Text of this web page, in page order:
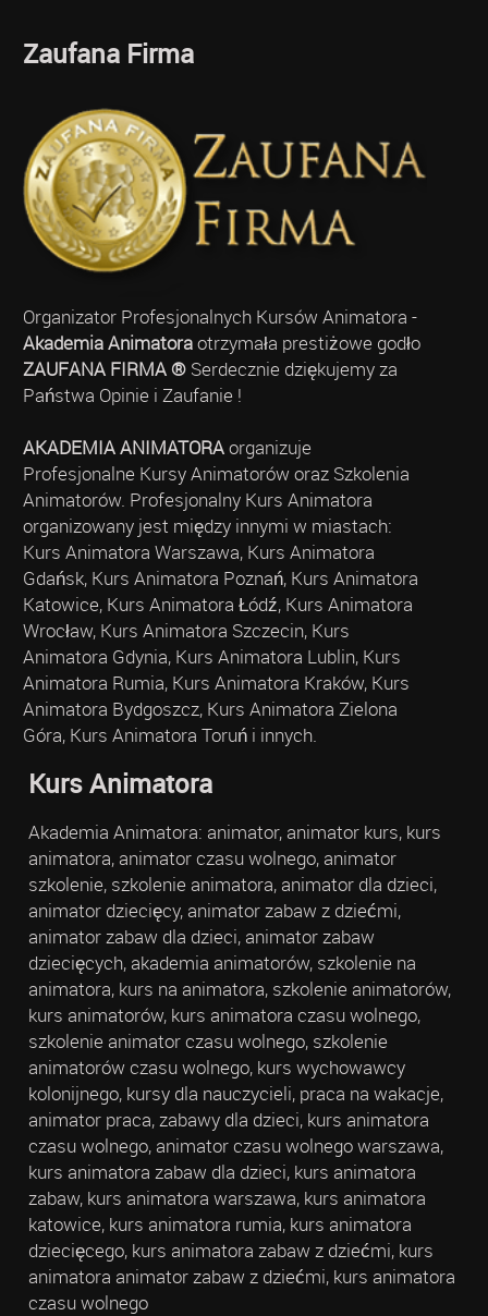
Zaufana Firma
Organizator Profesjonalnych Kursów Animatora -
Akademia Animatoraotrzymała prestiżowe godło
ZAUFANA FIRMA ®Serdecznie dziękujemy za
Państwa Opinie i Zaufanie !
AKADEMIA ANIMATORAorganizuje
Profesjonalne Kursy Animatorów oraz Szkolenia
Animatorów. Profesjonalny Kurs Animatora
organizowany jest między innymi w miastach:
Kurs Animatora Warszawa, Kurs Animatora
Gdańsk, Kurs Animatora Poznań, Kurs Animatora
Katowice, Kurs Animatora Łódź, Kurs Animatora
Wrocław, Kurs Animatora Szczecin, Kurs
Animatora Gdynia, Kurs Animatora Lublin, Kurs
Animatora Rumia, Kurs Animatora Kraków, Kurs
Animatora Bydgoszcz, Kurs Animatora Zielona
Góra, Kurs Animatora Toruń i innych.
Kurs Animatora
Akademia Animatora: animator, animator kurs, kurs
animatora, animator czasu wolnego, animator
szkolenie, szkolenie animatora, animator dla dzieci,
animator dziecięcy, animator zabaw z dziećmi,
animator zabaw dla dzieci, animator zabaw
dziecięcych, akademia animatorów, szkolenie na
animatora, kurs na animatora, szkolenie animatorów,
kurs animatorów, kurs animatora czasu wolnego,
szkolenie animator czasu wolnego, szkolenie
animatorów czasu wolnego, kurs wychowawcy
kolonijnego, kursy dla nauczycieli, praca na wakacje,
animator praca, zabawy dla dzieci, kurs animatora
czasu wolnego, animator czasu wolnego warszawa,
kurs animatora zabaw dla dzieci, kurs animatora
zabaw, kurs animatora warszawa, kurs animatora
katowice, kurs animatora rumia, kurs animatora
dziecięcego, kurs animatora zabaw z dziećmi, kurs
animatora animator zabaw z dziećmi, kurs animatora
czasu wolnego